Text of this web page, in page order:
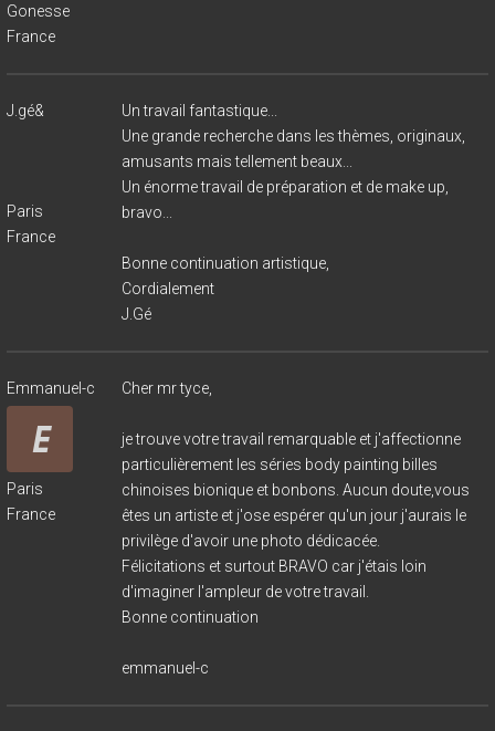
Gonesse
France
J.gé&
Paris
France
Un travail fantastique...
Une grande recherche dans les thèmes, originaux,
amusants mais tellement beaux...
Un énorme travail de préparation et de make up,
bravo...
Bonne continuation artistique,
Cordialement
J.Gé
Emmanuel-c
Paris
France
Cher mr tyce,
je trouve votre travail remarquable et j'affectionne
particulièrement les séries body painting billes
chinoises bionique et bonbons. Aucun doute,vous
êtes un artiste et j'ose espérer qu'un jour j'aurais le
privilège d'avoir une photo dédicacée.
Félicitations et surtout BRAVO car j'étais loin
d'imaginer l'ampleur de votre travail.
Bonne continuation
emmanuel-c